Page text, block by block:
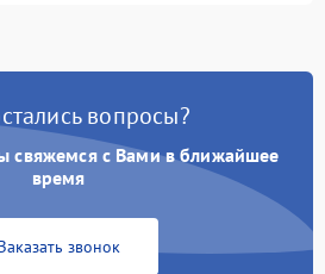
вопросы?
свяжемся с Вами в ближайшее
время
звонок